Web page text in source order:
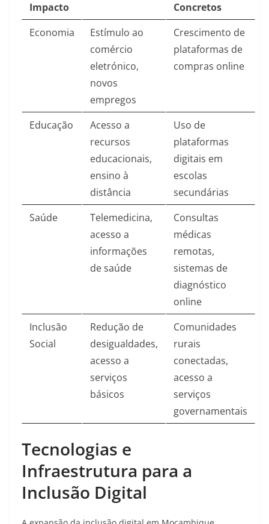
Impacto
Concretos
Economia
Estímulo ao
comércio
eletrónico,
novos
empregos
Crescimento de
plataformas de
compras online
Educação
Acesso a
recursos
educacionais,
ensino à
distância
Uso de
plataformas
digitais em
escolas
secundárias
Saúde
Telemedicina,
acesso a
informações
de saúde
Consultas
médicas
remotas,
sistemas de
diagnóstico
online
Inclusão
Social
Redução de
desigualdades,
acesso a
serviços
básicos
Comunidades
rurais
conectadas,
acesso a
serviços
governamentais
Tecnologias e
Infraestrutura para a
Inclusão Digital